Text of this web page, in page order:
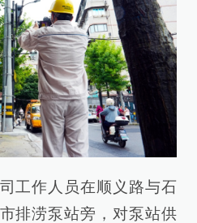
工作人员在顺义路与石
排涝泵站旁，对泵站供